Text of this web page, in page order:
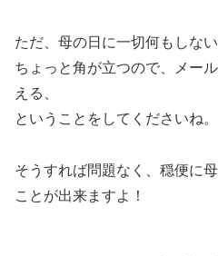
ただ、母の日に一切何もしない
ちょっと角が立つので、メー
える、
ということをしてくださいね。
そうすれば問題なく、穏便に
ことが出来ますよ！